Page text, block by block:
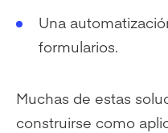
Una
formularios.
Muchas de estas
construirse como